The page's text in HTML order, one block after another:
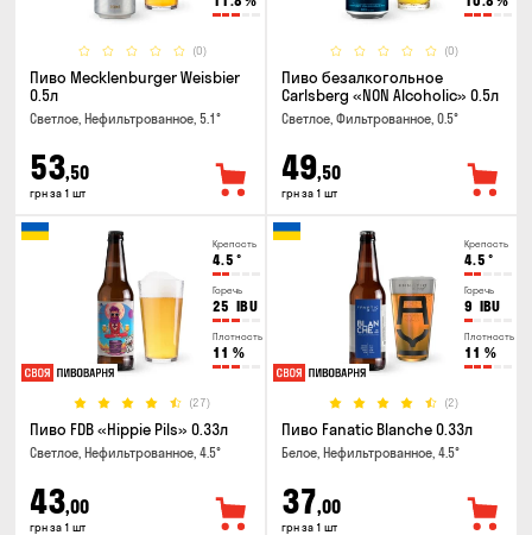
(0)
Пиво Mecklenburger Weisbier
0.5л
Светлое, Нефильтрованное, 5.1°
53,50
грн за 1 шт
(0)
Пиво безалкогольное
Carlsberg «NON Alcoholic» 0.5л
Светлое, Фильтрованное, 0.5°
49,50
грн за 1 шт
Крепость
4.5 °
Горечь
25 IBU
Плотность
11 %
(27)
Пиво FDB «Hippie Pils» 0.33л
Светлое, Нефильтрованное, 4.5°
43,00
грн за 1 шт
Крепость
4.5 °
Горечь
9 IBU
Плотность
11 %
(2)
Пиво Fanatic Blanche 0.33л
Белое, Нефильтрованное, 4.5°
37,00
грн за 1 шт